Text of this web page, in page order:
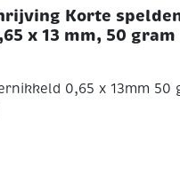
Korte
x 13 mm, 50 gram
0,65 x 13mm 50